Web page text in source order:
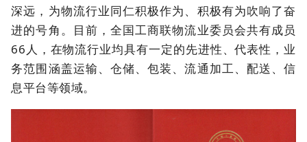
深远，为物流行业同仁积极作为、积极有为吹响了奋
进的号角。目前，全国工商联物流业委员会共有成员
66人，在物流行业均具有一定的先进性、代表性，业
务范围涵盖运输、仓储、包装、流通加工、配送、信
息平台等领域。